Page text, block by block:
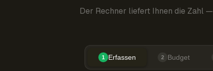
Der Rechner liefert Ihnen die Zahl
1 Erfassen 2 Budget